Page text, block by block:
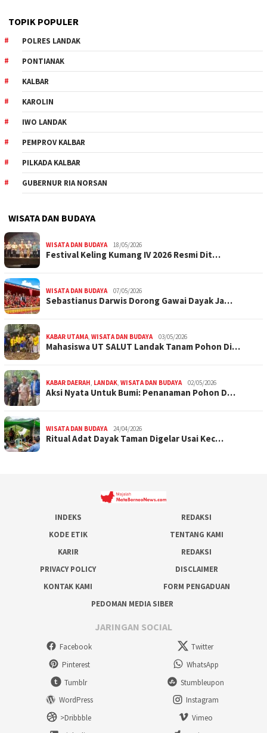
TOPIK POPULER
POLRES LANDAK
PONTIANAK
KALBAR
KAROLIN
IWO LANDAK
PEMPROV KALBAR
PILKADA KALBAR
GUBERNUR RIA NORSAN
WISATA DAN BUDAYA
WISATA DAN BUDAYA 18/05/2026
Festival Keling Kumang IV 2026 Resmi Dit…
WISATA DAN BUDAYA 07/05/2026
Sebastianus Darwis Dorong Gawai Dayak Ja…
KABAR UTAMA, WISATA DAN BUDAYA 03/05/2026
Mahasiswa UT SALUT Landak Tanam Pohon Di…
KABAR DAERAH, LANDAK, WISATA DAN BUDAYA 02/05/2026
Aksi Nyata Untuk Bumi: Penanaman Pohon D…
WISATA DAN BUDAYA 24/04/2026
Ritual Adat Dayak Taman Digelar Usai Kec…
INDEKS
REDAKSI
KODE ETIK
TENTANG KAMI
KARIR
REDAKSI
PRIVACY POLICY
DISCLAIMER
KONTAK KAMI
FORM PENGADUAN
PEDOMAN MEDIA SIBER
JARINGAN SOCIAL
Facebook
Twitter
Pinterest
WhatsApp
Tumblr
Stumbleupon
WordPress
Instagram
>Dribbble
Vimeo